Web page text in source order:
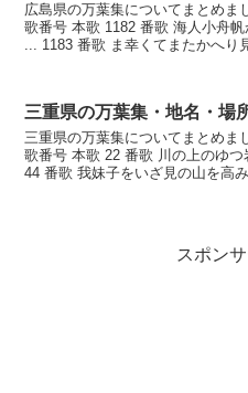
広島県の万葉集についてまとめ
歌番号 本歌 1182 番歌 海人小舟
... 1183 番歌 ま幸くてまたかへり
三重県の万葉集・地名・場
三重県の万葉集についてまとめ
歌番号 本歌 22 番歌 川の上のゆつ
44 番歌 我妹子をいざ見の山を高
スポン